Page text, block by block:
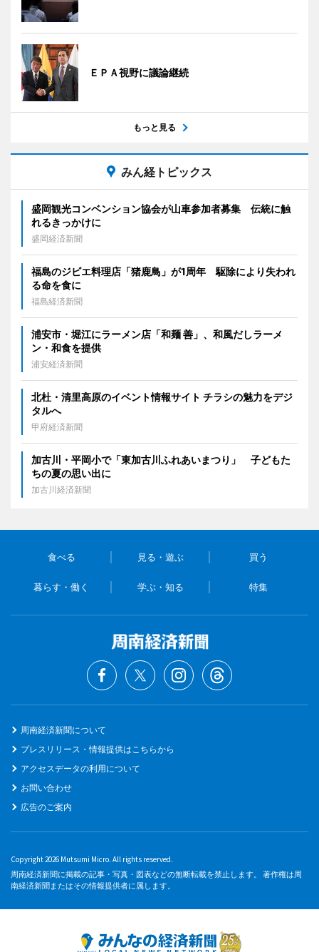
ＥＰＡ視野に議論継続
もっと見る
みん経トピックス
盛岡観光コンベンション協会が山車参加者募集 伝統に触
れるきっかけに
盛岡経済新聞
福島のジビエ料理店「猪鹿鳥」が1周年 駆除により失われ
る命を食に
福島経済新聞
浦安市・堀江にラーメン店「和麺 善」、和風だしラーメ
ン・和食を提供
浦安経済新聞
北杜・清里高原のイベント情報サイト チラシの魅力をデジ
タルへ
甲府経済新聞
加古川・平岡小で「東加古川ふれあいまつり」 子どもた
ちの夏の思い出に
加古川経済新聞
食べる 見る・遊ぶ 買う
暮らす・働く 学ぶ・知る 特集
周南経済新聞について
プレスリリース・情報提供はこちらから
アクセスデータの利用について
お問い合わせ
広告のご案内
Copyright 2026 Mutsumi Micro. All rights reserved.
周南経済新聞に掲載の記事・写真・図表などの無断転載を禁止します。 著作権は周
南経済新聞またはその情報提供者に属します。